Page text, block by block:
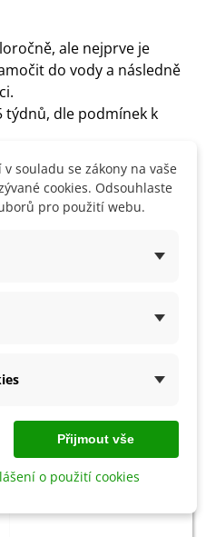
ale nejprve je
do vody a následně
týdnů, dle podmínek k
prostoru.
hlinitá nebo vápenitá.
souladu se zákony na vaše
cookies. Odsouhlaste
pro použití webu.
Přijmout vše
o použití cookies